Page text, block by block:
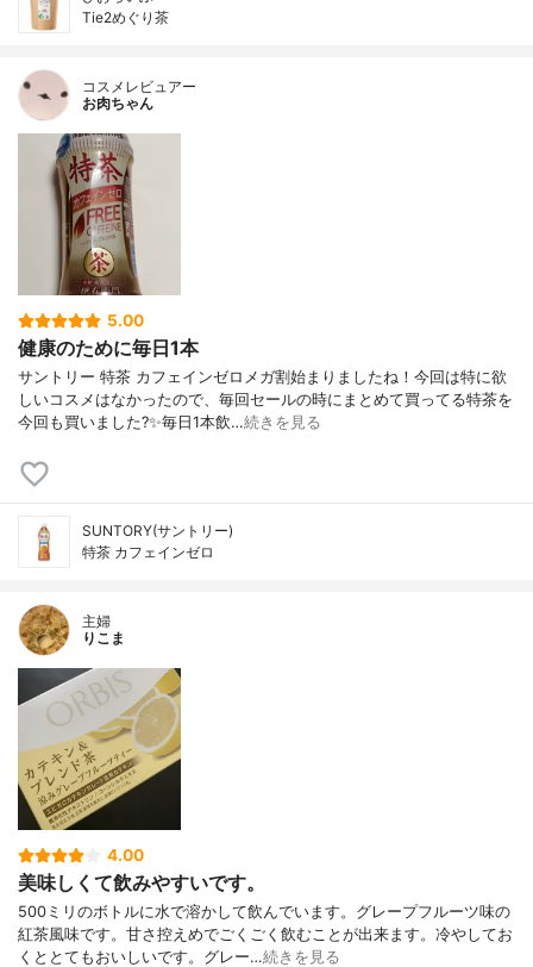
Tie2めぐり茶
コスメレビュアー
お肉ちゃん
5.00
健康のために毎日1本
サントリー 特茶 カフェインゼロメガ割始まりましたね！今回は特に欲
しいコスメはなかったので、毎回セールの時にまとめて買ってる特茶を
今回も買いました?✨毎日1本飲…続きを見る
SUNTORY(サントリー)
特茶 カフェインゼロ
主婦
りこま
4.00
美味しくて飲みやすいです。
500ミリのボトルに水で溶かして飲んでいます。グレープフルーツ味の
紅茶風味です。甘さ控えめでごくごく飲むことが出来ます。冷やしてお
くととてもおいしいです。グレー…続きを見る